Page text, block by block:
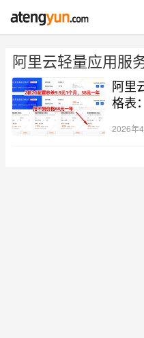
阿里云轻量应用服
阿里
格表
2026年